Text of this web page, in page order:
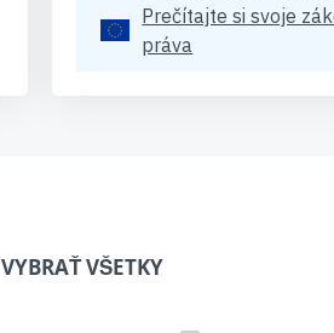
Prečítajte si svoje
práva
VYBRAŤ VŠETKY